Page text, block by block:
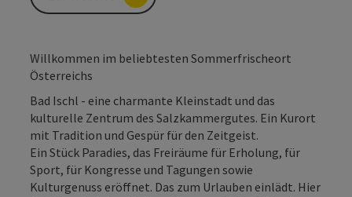
Willkommen im beliebtesten Sommerfrischeort
Österreichs
Bad Ischl - eine charmante Kleinstadt und das
kulturelle Zentrum des Salzkammergutes. Ein Kurort
mit Tradition und Gespür für den Zeitgeist.
Ein Stück Paradies, das Freiräume für Erholung, für
Sport, für Kongresse und Tagungen sowie
Kulturgenuss eröffnet. Das zum Urlauben einlädt. Hier